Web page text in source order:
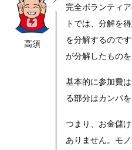
https://riseph
高須
完全ボランティ
トでは、分解を
を分解するので
が分解したもの
基本的に参加費
る部分はカンパ
つまり、お金儲
ありません。モ